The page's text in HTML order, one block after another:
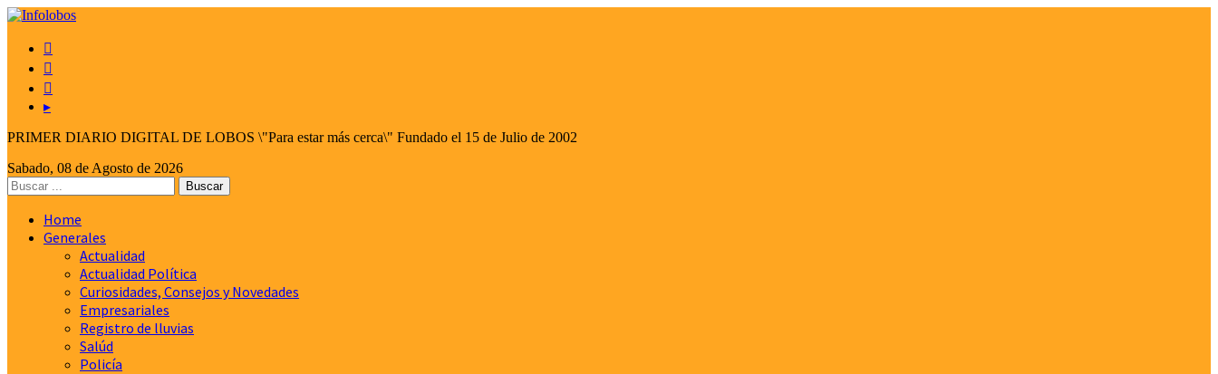



▸
PRIMER DIARIO DIGITAL DE LOBOS \"Para estar más cerca\" Fundado el 15 de Julio de 2002
Sabado, 08 de Agosto de 2026
Home
Generales
Actualidad
Actualidad Política
Curiosidades, Consejos y Novedades
Empresariales
Registro de lluvias
Salúd
Policía